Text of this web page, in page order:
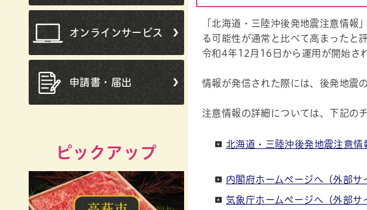
オンラインサービス
申請書・届出
ピックアップ
「北海道・三陸沖後発地震注意情
る可能性が通常と比べて高まったと
令和4年12月16日から運用が開始さ
情報が発信された際には、後発地震
注意情報の詳細については、下記の
北海道・三陸沖後発地震注意情
内閣府ホームページへ（外部サ
気象庁ホームページへ（外部サ